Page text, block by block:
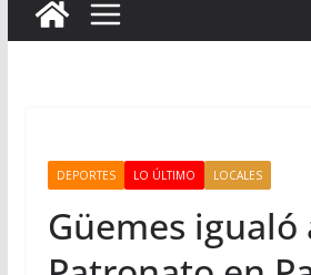
DEPORTES LO ÚLTIMO LOCALES
Güemes igualó